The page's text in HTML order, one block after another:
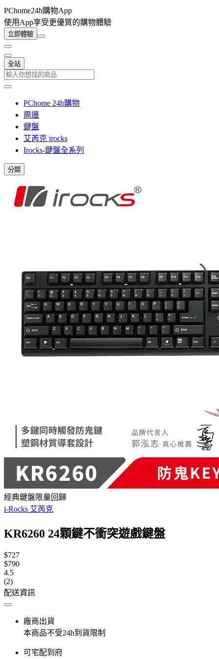
PChome24h購物App
使用App享受更優質的購物體驗
立即體驗
全站
PChome 24h購物
周邊
鍵盤
艾芮克 irocks
Irocks-鍵盤全系列
分類
經典鍵盤限量回歸
i-Rocks 艾芮克
KR6260 24顆鍵不衝突遊戲鍵盤
$727
$790
4.5
(2)
配送資訊
廠商出貨
本商品不受24h到貨限制
可宅配到府